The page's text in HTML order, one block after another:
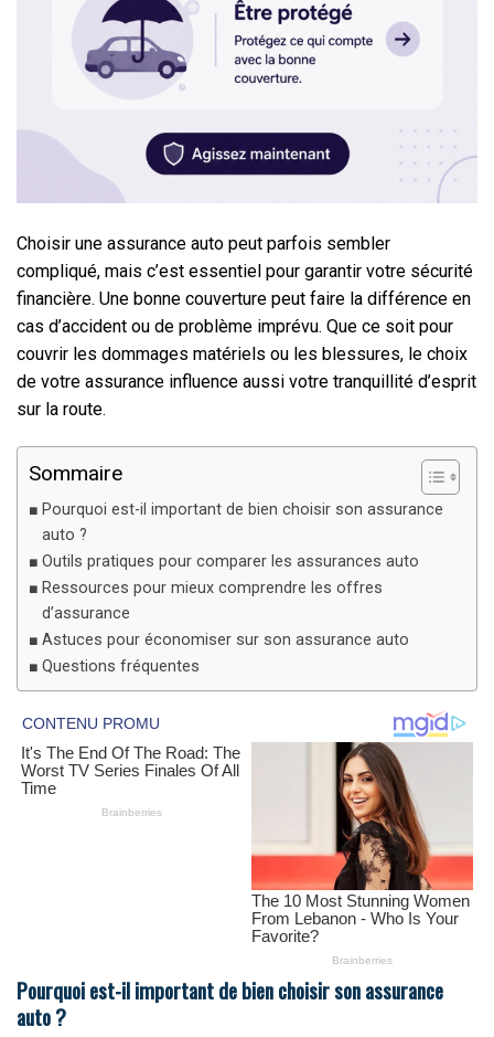
Choisir une assurance auto peut parfois sembler
compliqué, mais c’est essentiel pour garantir votre sécurité
financière. Une bonne couverture peut faire la différence en
cas d’accident ou de problème imprévu. Que ce soit pour
couvrir les dommages matériels ou les blessures, le choix
de votre assurance influence aussi votre tranquillité d’esprit
sur la route.
Sommaire
Pourquoi est-il important de bien choisir son assurance
auto ?
Outils pratiques pour comparer les assurances auto
Ressources pour mieux comprendre les offres
d’assurance
Astuces pour économiser sur son assurance auto
Questions fréquentes
Pourquoi est-il important de bien choisir son assurance
auto ?